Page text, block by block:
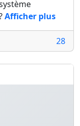
Afficher plus
28